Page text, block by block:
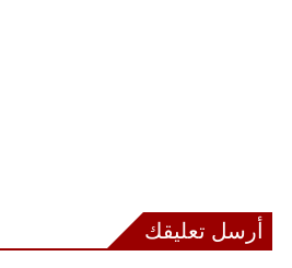
أرسل تعليقك